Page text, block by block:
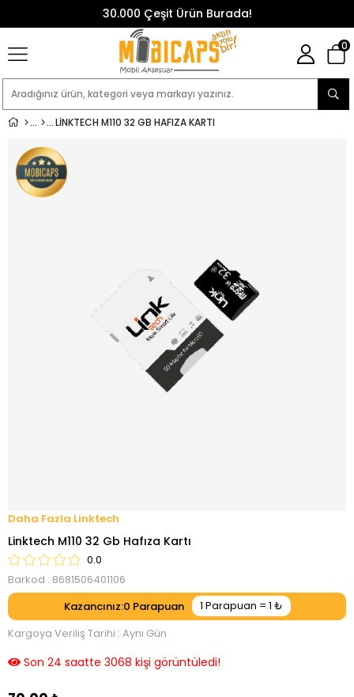
30.000 Çeşit Ürün Burada!
0
LINKTECH M110 32 GB HAFIZA KARTI
Linktech
Linktech M110 32 Gb Hafıza Kartı
0.0
Barkod : 8681506401106
Kazancınız:0
Kargoya Veriliş Tarihi : Aynı Gün
Son 24 saatte 3068 kişi görüntüledi!